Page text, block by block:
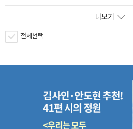
더보기
전체선택